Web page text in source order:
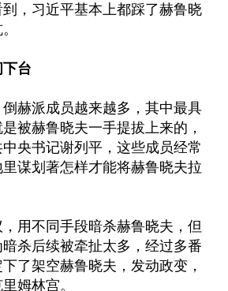
，习近平基本上都踩了赫鲁晓
台
赫派成员越来越多，其中最具
被赫鲁晓夫一手提拔上来的，
央书记谢列平，这些成员经常
谋划著怎样才能将赫鲁晓夫拉
用不同手段暗杀赫鲁晓夫，但
杀后续被牵扯太多，经过多番
了架空赫鲁晓夫，发动政变，
姆林宫。